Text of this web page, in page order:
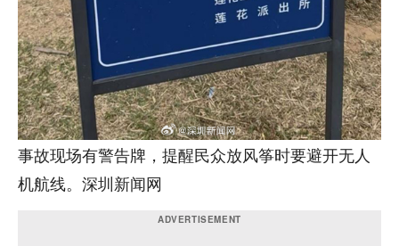
事故现场有警告牌，提醒民众放风筝时要避开无人
机航线。深圳新闻网